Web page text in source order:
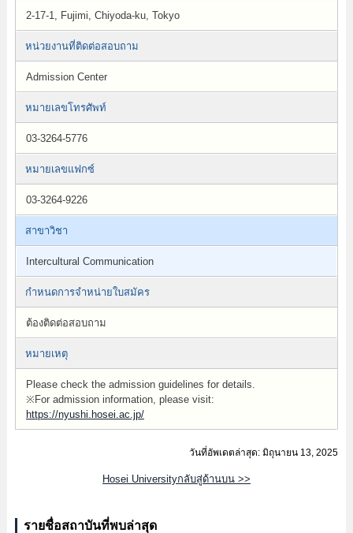
2-17-1, Fujimi, Chiyoda-ku, Tokyo
หน่วยงานที่ติดต่อสอบถาม
Admission Center
หมายเลขโทรศัพท์
03-3264-5776
หมายเลขแฟกซ์
03-3264-9226
สาขาวิชา
Intercultural Communication
กำหนดการจำหน่ายใบสมัคร
ต้องติดต่อสอบถาม
หมายเหตุ
Please check the admission guidelines for details.
※For admission information, please visit:
https://nyushi.hosei.ac.jp/
วันที่อัพเดตล่าสุด: มิถุนายน 13, 2025
Hosei Universityกลับสู่ด้านบน >>
รายชื่อสถาบันที่พบล่าสุด